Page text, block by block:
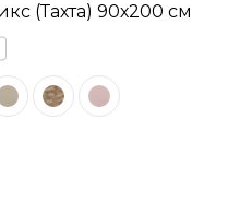
(Тахта) 90х200 см